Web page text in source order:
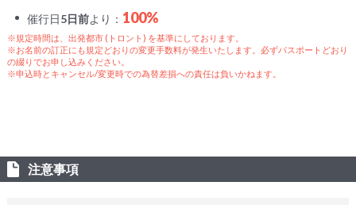
催行日5日前より： 100%
※規定時間は、出発都市 (トロント) を基準にしております。
※お名前の訂正にも規定どおりの変更手数料が発生いたします。必ずパスポートどおり
の綴りでお申し込みください。
※申込時とキャンセル/変更時での為替差損への責任は負いかねます。
注意事項